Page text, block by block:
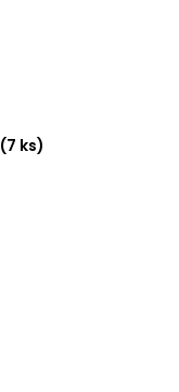
(7 ks)